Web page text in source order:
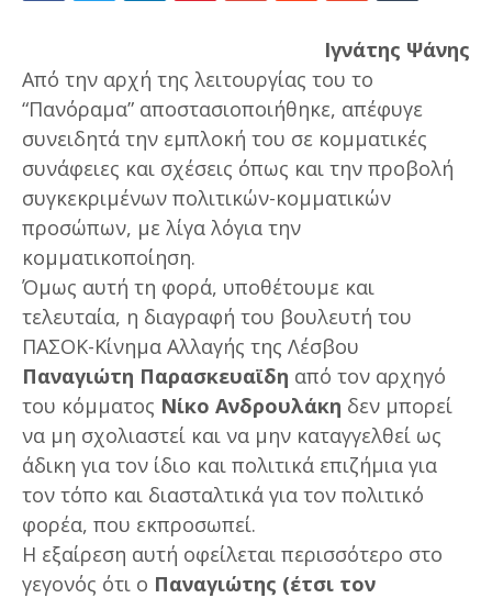
Ιγνάτης Ψάνης
Από την αρχή της λειτουργίας του το
“Πανόραμα” αποστασιοποιήθηκε, απέφυγε
συνειδητά την εμπλοκή του σε κομματικές
συνάφειες και σχέσεις όπως και την προβολή
συγκεκριμένων πολιτικών-κομματικών
προσώπων, με λίγα λόγια την
κομματικοποίηση.
Όμως αυτή τη φορά, υποθέτουμε και
τελευταία, η διαγραφή του βουλευτή του
ΠΑΣΟΚ-Κίνημα Αλλαγής της Λέσβου
Παναγιώτη Παρασκευαϊδη από τον αρχηγό
του κόμματος Νίκο Ανδρουλάκη δεν μπορεί
να μη σχολιαστεί και να μην καταγγελθεί ως
άδικη για τον ίδιο και πολιτικά επιζήμια για
τον τόπο και διασταλτικά για τον πολιτικό
φορέα, που εκπροσωπεί.
Η εξαίρεση αυτή οφείλεται περισσότερο στο
γεγονός ότι ο Παναγιώτης (έτσι τον